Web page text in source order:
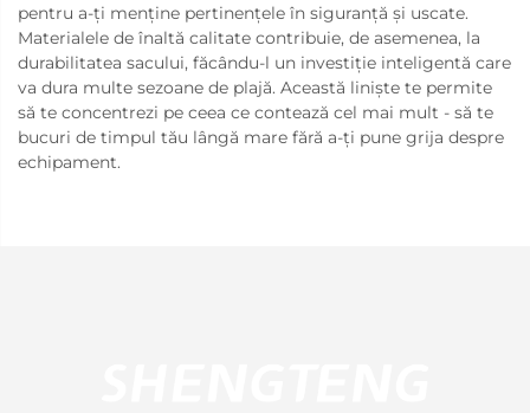
pentru a-ți menține pertinențele în siguranță și uscate.
Materialele de înaltă calitate contribuie, de asemenea, la
durabilitatea sacului, făcându-l un investiție inteligentă care
va dura multe sezoane de plajă. Această liniște te permite
să te concentrezi pe ceea ce contează cel mai mult - să te
bucuri de timpul tău lângă mare fără a-ți pune grija despre
echipament.